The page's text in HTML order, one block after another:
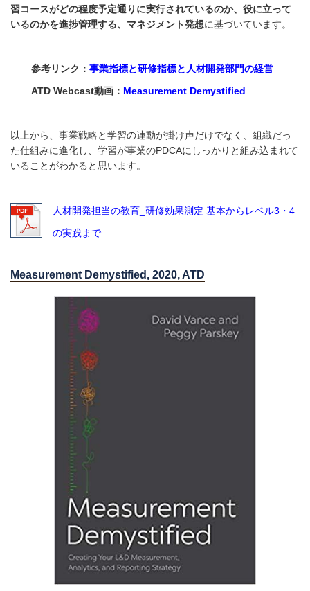
習コースがどの程度予定通りに実行されているのか、役に立って
いるのかを進捗管理する、マネジメント発想に基づいています。
参考リンク： 事業指標と研修指標と人材開発部門の経営
ATD Webcast動画： Measurement Demystified
以上から、事業戦略と学習の連動が掛け声だけでなく、組織だっ
た仕組みに進化し、学習が事業のPDCAにしっかりと組み込まれて
いることがわかると思います。
人材開発担当の教育_研修効果測定 基本からレベル3・4
の実践まで
Measurement Demystified, 2020, ATD